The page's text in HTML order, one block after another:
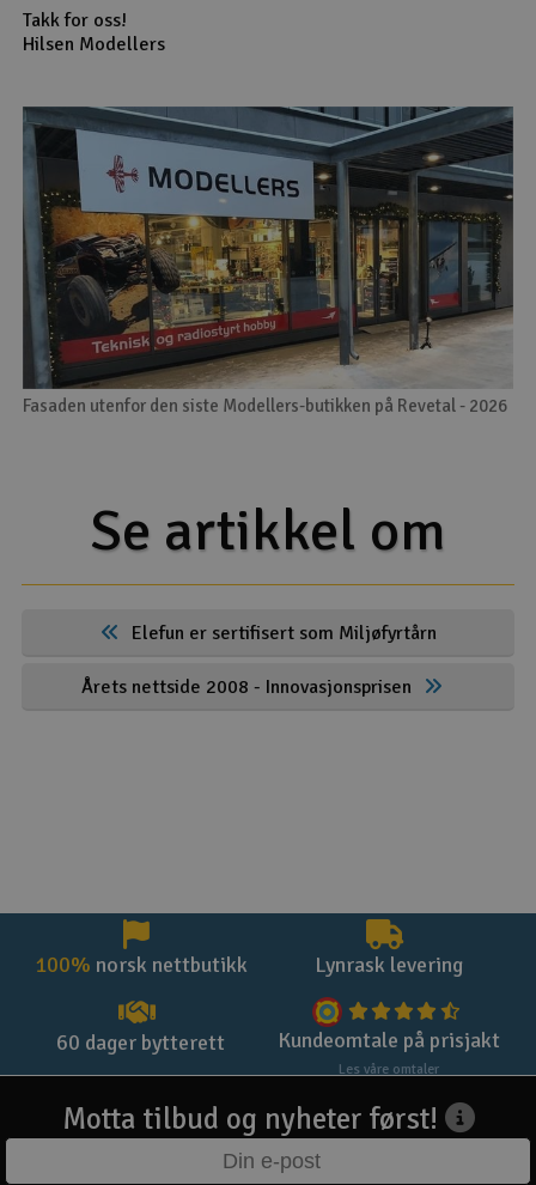
Takk for oss!
Hilsen Modellers
Fasaden utenfor den siste Modellers-butikken på Revetal - 2026
Se artikkel om
Elefun er sertifisert som Miljøfyrtårn
Årets nettside 2008 - Innovasjonsprisen
100% norsk nettbutikk Lynrask levering
60 dager bytterett Kundeomtale på prisjakt
Les våre omtaler
Motta tilbud og nyheter først!